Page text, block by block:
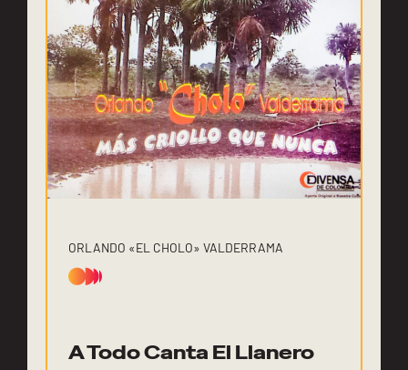
ORLANDO «EL CHOLO» VALDERRAMA
A Todo Canta El Llanero